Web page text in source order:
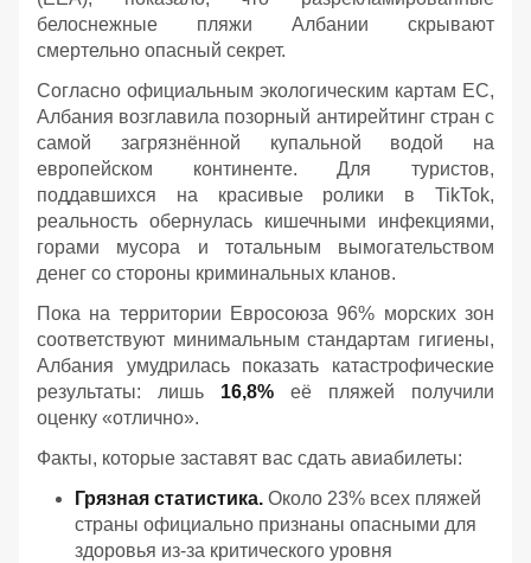
белоснежные пляжи Албании скрывают
смертельно опасный секрет.
Согласно официальным экологическим картам ЕС,
Албания возглавила позорный антирейтинг стран с
самой загрязнённой купальной водой на
европейском континенте. Для туристов,
поддавшихся на красивые ролики в TikTok,
реальность обернулась кишечными инфекциями,
горами мусора и тотальным вымогательством
денег со стороны криминальных кланов.
Пока на территории Евросоюза 96% морских зон
соответствуют минимальным стандартам гигиены,
Албания умудрилась показать катастрофические
результаты: лишь 16,8% её пляжей получили
оценку «отлично».
Факты, которые заставят вас сдать авиабилеты:
Грязная статистика. Около 23% всех пляжей
страны официально признаны опасными для
здоровья из-за критического уровня